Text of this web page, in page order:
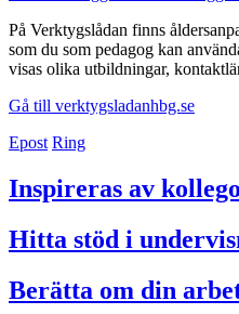
På Verktygslådan finns
som du som pedagog kan
visas olika utbildningar,
Gå till verktygsladanhbg.se
Epost Ring
Inspireras av
Hitta stöd i
Berätta om din